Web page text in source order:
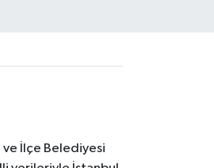
ve İlçe Belediyesi